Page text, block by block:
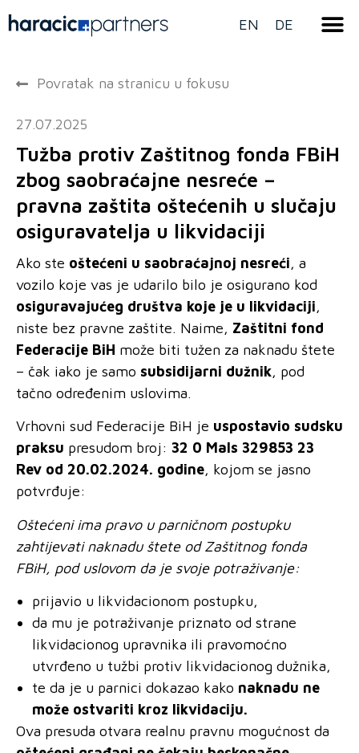
EN DE
Povratak na stranicu u fokusu
27.07.2025
Tužba protiv Zaštitnog fonda FBiH
zbog saobraćajne nesreće –
pravna zaštita oštećenih u slučaju
osiguravatelja u likvidaciji
Ako ste oštećeni u saobraćajnoj nesreći, a
vozilo koje vas je udarilo bilo je osigurano kod
osiguravajućeg društva koje je u likvidaciji,
niste bez pravne zaštite. Naime, Zaštitni fond
Federacije BiH može biti tužen za naknadu štete
– čak iako je samo subsidijarni dužnik, pod
tačno određenim uslovima.
Vrhovni sud Federacije BiH je uspostavio sudsku
praksu presudom broj: 32 0 Mals 329853 23
Rev od 20.02.2024. godine, kojom se jasno
potvrđuje:
Oštećeni ima pravo u parničnom postupku
zahtijevati naknadu štete od Zaštitnog fonda
FBiH, pod uslovom da je svoje potraživanje:
prijavio u likvidacionom postupku,
da mu je potraživanje priznato od strane
likvidacionog upravnika ili pravomoćno
utvrđeno u tužbi protiv likvidacionog dužnika,
te da je u parnici dokazao kako naknadu ne
može ostvariti kroz likvidaciju.
Ova presuda otvara realnu pravnu mogućnost da